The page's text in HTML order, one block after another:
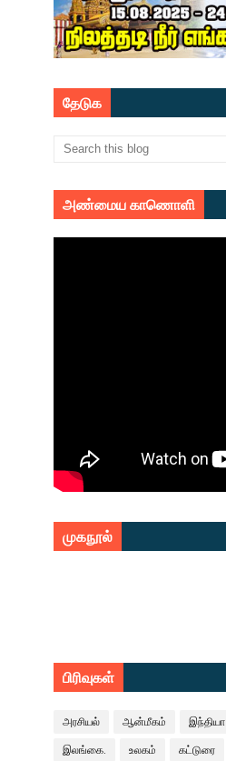
தேடுக
அண்மைய காணொளி
முகநூல்
பிரிவுகள்
அரசியல் ஆன்மீகம் இந்தியா
இலங்கை. உலகம் கட்டுரை